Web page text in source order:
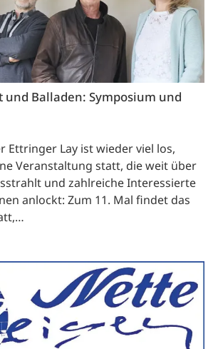
und Balladen: Symposium und
Ettringer Lay ist wieder viel los,
Veranstaltung statt, die weit über
und zahlreiche Interessierte
anlockt: Zum 11. Mal findet das